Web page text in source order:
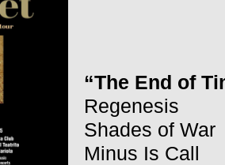
“The End of
Regenesis
Shades of War
Minus Is Call